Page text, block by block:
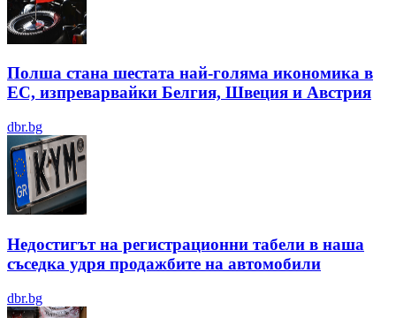
Полша стана шестата най-голяма икономика в
ЕС, изпреварвайки Белгия, Швеция и Австрия
dbr.bg
Недостигът на регистрационни табели в наша
съседка удря продажбите на автомобили
dbr.bg